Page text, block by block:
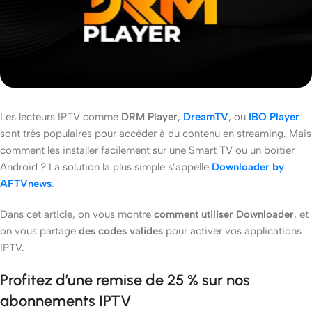
Les lecteurs IPTV comme DRM Player, DreamTV, ou IBO Player
sont très populaires pour accéder à du contenu en streaming. Mais
comment les installer facilement sur une Smart TV ou un boîtier
Android ? La solution la plus simple s’appelle Downloader by
AFTVnews.
Dans cet article, on vous montre comment utiliser Downloader, et
on vous partage des codes valides pour activer vos applications
IPTV.
Profitez d’une remise de 25 % sur nos
abonnements IPTV